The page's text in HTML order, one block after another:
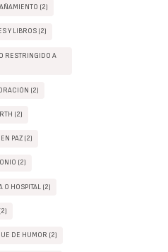
(2)
Y LIBROS (2)
RESTRINGIDO A
(2)
(2)
PAZ (2)
(2)
O HOSPITAL (2)
DE HUMOR (2)